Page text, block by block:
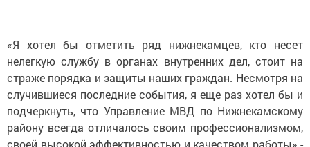
«Я хотел бы отметить ряд нижнекамцев, кто несет
нелегкую службу в органах внутренних дел, стоит на
страже порядка и защиты наших граждан. Несмотря на
случившиеся последние события, я еще раз хотел бы и
подчеркнуть, что Управление МВД по Нижнекамскому
району всегда отличалось своим профессионализмом,
своей высокой эффективностью и качеством работы» -